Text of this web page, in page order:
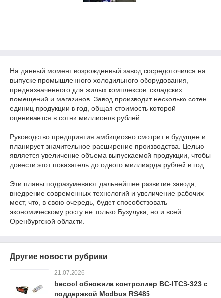
На данный момент возрожденный завод сосредоточился на
выпуске промышленного холодильного оборудования,
предназначенного для жилых комплексов, складских
помещений и магазинов. Завод производит несколько сотен
единиц продукции в год, общая стоимость которой
оценивается в сотни миллионов рублей.
Руководство предприятия амбициозно смотрит в будущее и
планирует значительное расширение производства. Целью
является увеличение объема выпускаемой продукции, чтобы
довести этот показатель до одного миллиарда рублей в год.
Эти планы подразумевают дальнейшее развитие завода,
внедрение современных технологий и увеличение рабочих
мест, что, в свою очередь, будет способствовать
экономическому росту не только Бузулука, но и всей
Оренбургской области.
Другие новости рубрики
21.07.2026
becool обновила контроллер BC-ITCS-323 с
поддержкой Modbus RS485